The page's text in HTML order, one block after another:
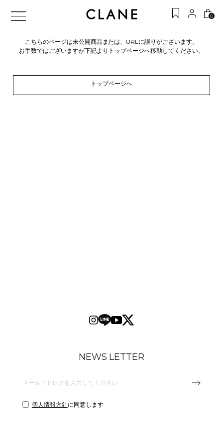
0
こちらのページは未公開商品または、URLに誤りがございます。
お手数ではございますが下記よりトップページへ移動してください。
トップページへ
NEWS LETTER
個人情報方針に同意します